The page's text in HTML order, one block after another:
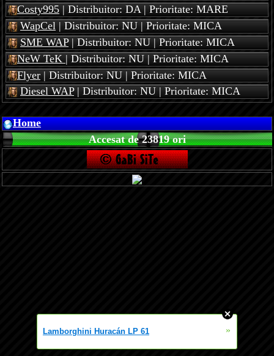
Costy995 | Distribuitor: DA | Prioritate: MARE
WapCel | Distribuitor: NU | Prioritate: MICA
SME WAP| Distribuitor: NU | Prioritate: MICA
NeW TeK | Distribuitor: NU | Prioritate: MICA
Flyer | Distribuitor: NU | Prioritate: MICA
Diesel WAP| Distribuitor: NU | Prioritate: MICA
Home
Accesat de 23819 ori
Lamborghini Huracán LP 61 »